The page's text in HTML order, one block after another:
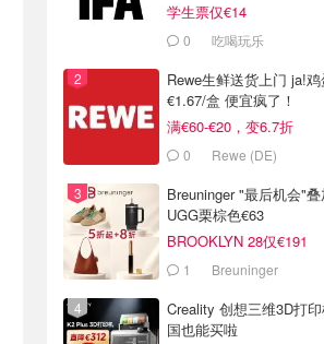
学生票仅€14
0 吃喝玩乐
Rewe生鲜送货上门 ja!鸡
€1.67/盒 便宜疯了！
满€60-€20，变6.7折
0 Rewe (DE)
Breuninger "最后机会"
UGG栗棕色€63
BROOKLYN 28仅€191
1 Breuninger
Creality 创想三维3D打
国也能买啦